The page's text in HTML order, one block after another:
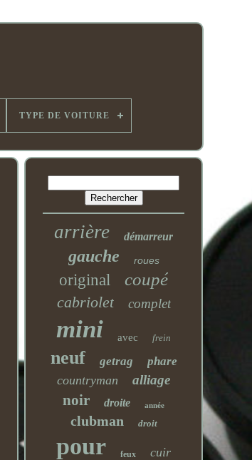
TYPE DE VOITURE
arrière démarreur
gauche roues
original coupé
cabriolet complet
mini avec frein
neuf getrag phare
countryman alliage
noir droite année
clubman droit
pour feux cuir